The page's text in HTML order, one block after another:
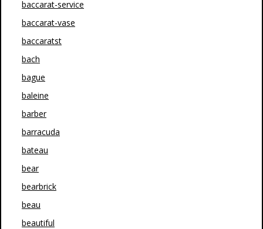
baccarat-service
baccarat-vase
baccaratst
bach
bague
baleine
barber
barracuda
bateau
bear
bearbrick
beau
beautiful